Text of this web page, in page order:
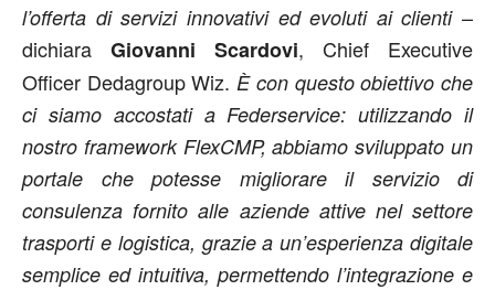
l’offerta di servizi innovativi ed evoluti ai clienti–
dichiara Giovanni Scardovi, Chief Executive
Officer Dedagroup Wiz. È con questo obiettivo che
ci siamo accostati a Federservice: utilizzando il
nostro framework FlexCMP, abbiamo sviluppato un
portale che potesse migliorare il servizio di
consulenza fornito alle aziende attive nel settore
trasporti e logistica, grazie a un’esperienza digitale
semplice ed intuitiva, permettendo l’integrazione e